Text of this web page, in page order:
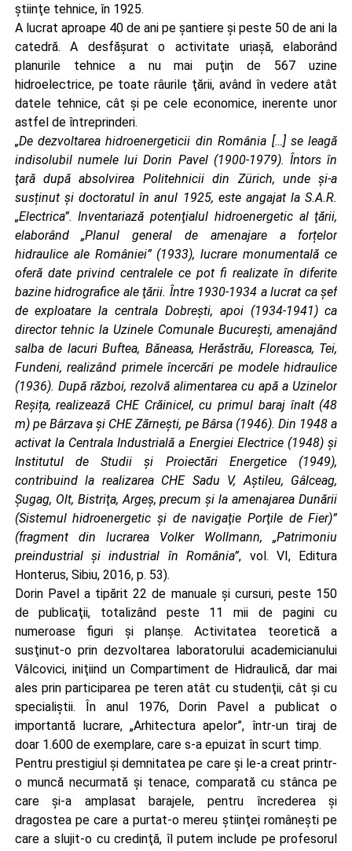
ştiinţe tehnice, în 1925.
A lucrat aproape 40 de ani pe şantiere şi peste 50 de ani la
catedră. A desfăşurat o activitate uriaşă, elaborând
planurile tehnice a nu mai puţin de 567 uzine
hidroelectrice, pe toate râurile ţării, având în vedere atât
datele tehnice, cât şi pe cele economice, inerente unor
astfel de întreprinderi.
„De dezvoltarea hidroenergeticii din România […] se leagă
indisolubil numele lui Dorin Pavel (1900-1979). Întors în
ţară după absolvirea Politehnicii din Zürich, unde şi-a
susținut şi doctoratul în anul 1925, este angajat la S.A.R.
„Electrica”. Inventariază potenţialul hidroenergetic al ţării,
elaborând „Planul general de amenajare a forțelor
hidraulice ale României” (1933), lucrare monumentală ce
oferă date privind centralele ce pot fi realizate în diferite
bazine hidrografice ale ţării. Între 1930-1934 a lucrat ca șef
de exploatare la centrala Dobrești, apoi (1934-1941) ca
director tehnic la Uzinele Comunale București, amenajând
salba de lacuri Buftea, Băneasa, Herăstrău, Floreasca, Tei,
Fundeni, realizând primele încercări pe modele hidraulice
(1936). După război, rezolvă alimentarea cu apă a Uzinelor
Reșița, realizează CHE Crăinicel, cu primul baraj înalt (48
m) pe Bârzava şi CHE Zărnești, pe Bârsa (1946). Din 1948 a
activat la Centrala Industrială a Energiei Electrice (1948) și
Institutul de Studii şi Proiectări Energetice (1949),
contribuind la realizarea CHE Sadu V, Aştileu, Gâlceag,
Șugag, Olt, Bistriţa, Argeş, precum și la amenajarea Dunării
(Sistemul hidroenergetic și de navigaţie Porţile de Fier)”
(fragment din lucrarea Volker Wollmann, „Patrimoniu
preindustrial și industrial în România”, vol. VI, Editura
Honterus, Sibiu, 2016, p. 53).
Dorin Pavel a tipărit 22 de manuale şi cursuri, peste 150
de publicaţii, totalizând peste 11 mii de pagini cu
numeroase figuri şi planşe. Activitatea teoretică a
susţinut-o prin dezvoltarea laboratorului academicianului
Vâlcovici, iniţiind un Compartiment de Hidraulică, dar mai
ales prin participarea pe teren atât cu studenţii, cât şi cu
specialiştii. În anul 1976, Dorin Pavel a publicat o
importantă lucrare, „Arhitectura apelor”, într-un tiraj de
doar 1.600 de exemplare, care s-a epuizat în scurt timp.
Pentru prestigiul şi demnitatea pe care şi le-a creat printr-
o muncă necurmată şi tenace, comparată cu stânca pe
care şi-a amplasat barajele, pentru încrederea şi
dragostea pe care a purtat-o mereu ştiinţei româneşti pe
care a slujit-o cu credinţă, îl putem include pe profesorul